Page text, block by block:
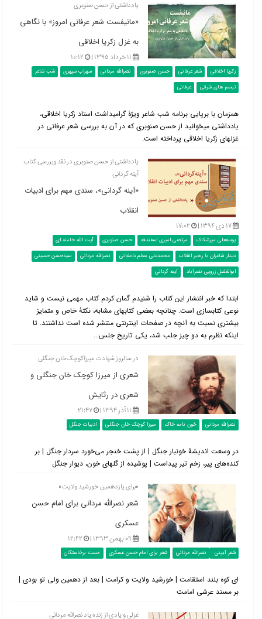
یادداشتی از حسن صنوبری
«مانیفست شعر عرفانی امروز» با نگاهی
به غزل زکریا اخلاقی
۱۱ خرداد ۱۳۹۵ | ۱۰:۱۲
زکریا اخلاقی شعر عرفانی حسن صنوبری نصرالله مردانی سهراب سپهری
شب شاعر
تبسم های شرقی
عرفانی
همزمان با برپایی برنامه شب شاعر ویژۀ گرامی‎داشت استاد زکریا اخلاقی،
یادداشتی می‎خوانید از حسن صنوبری که در آن به بررسی شعر عرفانی در
غزل‎های زکریا اخلاقی پرداخته است.
یادداشتی از حسن صنوبری در نقد وبررسی کتاب
آینه گردانی
«آینه گردانی»، سندی مهم برای ادبیات
انقلاب
۱۷ دی ۱۳۹۴ | ۱۷:۰۲
یوسفعلی میرشکاک مرتضی امیری اسفندقه حسن صنوبری
آیت الله خامنه ای
دیدار شاعران با رهبر انقلاب
محمدعلی معلم دامغانی نصرالله مردانی
سیدحسن حسینی
ابوالفضل زرویی نصرآباد
آینه گردانی
ابتدا که خبر انتشار این کتاب را شنیدم گمان کردم کتاب مهمی نیست و شاید
نوعی کتاب‎سازی است. چنانچه بعضی کتاب‎های مشابه، نکتۀ خاص و متمایز
بیشتری نسبت به آنچه در صفحات اینترنتی منتشر شده است نداشتند. تا
اینکه نظرم به دو چیز جلب شد، یکی تاریخ جلس...
در سالروز شهادت میرزاکوچک‌خان جنگلی
شعری از میرزا کوچک خان جنگلی و
شعری در رثایش
۱۱ آذر ۱۳۹۴ | ۲۱:۴۷
نصرالله مردانی خون نامه خاک میرزا کوچک خان جنگلی ادبیات جنگل
در وسعت اندیشۀ خونبار جنگل | از پشت خنجر می‌خورد سردار جنگل | بر
کنده‌های پیر، زخم تیر پیداست | پوشیده از گلهای خون، دیوار جنگل
«برای یازدهمین خورشید ولایت»
شعر نصرالله مردانی برای امام حسن
عسکری
۰۹ بهمن ۱۳۹۳ | ۱۲:۴۲
شعر آیینی نصرالله مردانی شعر برای امام حسن عسکری مست برخاستگان
ای کوه بلند استقامت | خورشید ولایت و کرامت | بعد از دهمین ولی تو بودی |
بر مسند عرشی امامت
غزلی و یادی از زنده یاد نصرالله مردانی